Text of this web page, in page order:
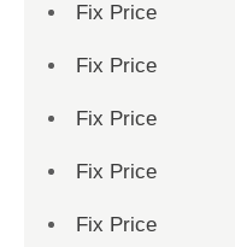
Fix Price
Fix Price
Fix Price
Fix Price
Fix Price